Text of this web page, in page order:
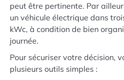
peut être pertinente. Par
un véhicule électrique dans
kWc, à condition de bien
journée.
Pour sécuriser votre décision,
plusieurs outils simples :